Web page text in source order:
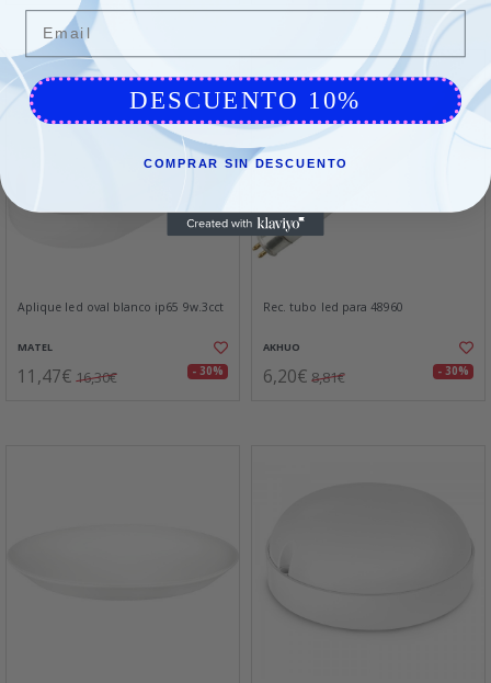
Aplique led oval blanco ip65 9w.3cct
MATEL
11,47€ 16,30€ - 30%
Rec. tubo led para 48960
AKHUO
6,20€ 8,81€ - 30%
Email
DESCUENTO 10%
COMPRAR SIN DESCUENTO